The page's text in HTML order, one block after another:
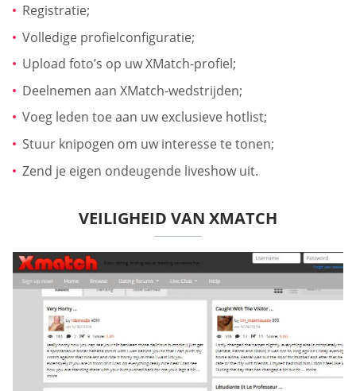
Registratie;
Volledige profielconfiguratie;
Upload foto’s op uw XMatch-profiel;
Deelnemen aan XMatch-wedstrijden;
Voeg leden toe aan uw exclusieve hotlist;
Stuur knipogen om uw interesse te tonen;
Zend je eigen ondeugende liveshow uit.
VEILIGHEID VAN XMATCH